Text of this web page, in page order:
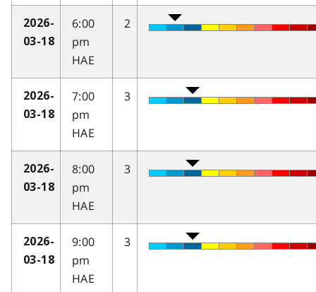
2026-
03-18
6:00
pm
HAE
2
2026-
03-18
7:00
pm
HAE
3
2026-
03-18
8:00
pm
HAE
3
2026-
03-18
9:00
pm
HAE
3